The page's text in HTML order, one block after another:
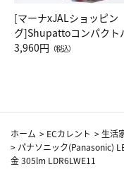
[マーナxJALショッピン
グ]Shupattoコンパクト
Drop JAL客室乗務員（LC
3,960円 （税込）
ホーム > ECカレント > 生活
> パナソニック(Panasonic)
金 305lm LDR6LWE11